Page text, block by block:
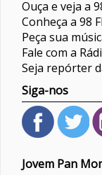
Ouça e veja a
Conheça a 98
Peça sua
Fale com a
Seja repórter
Siga-nos
Jovem Pan